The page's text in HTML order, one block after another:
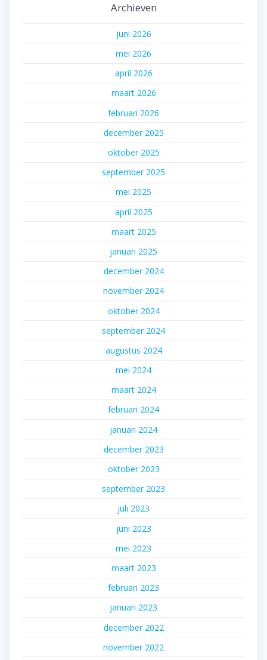
Archieven
juni 2026
mei 2026
april 2026
maart 2026
februari 2026
december 2025
oktober 2025
september 2025
mei 2025
april 2025
maart 2025
januari 2025
december 2024
november 2024
oktober 2024
september 2024
augustus 2024
mei 2024
maart 2024
februari 2024
januari 2024
december 2023
oktober 2023
september 2023
juli 2023
juni 2023
mei 2023
maart 2023
februari 2023
januari 2023
december 2022
november 2022